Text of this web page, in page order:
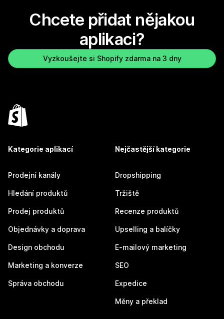
Chcete přidat nějakou
aplikaci?
Vyzkoušejte si Shopify zdarma na 3 dny
Kategorie aplikací
Prodejní kanály
Hledání produktů
Prodej produktů
Objednávky a doprava
Design obchodu
Marketing a konverze
Správa obchodu
Nejčastější kategorie
Dropshipping
Tržiště
Recenze produktů
Upselling a balíčky
E-mailový marketing
SEO
Expedice
Měny a překlad